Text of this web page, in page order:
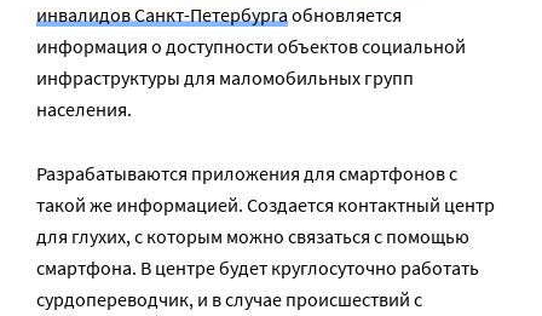
инвалидов Санкт-Петербурга обновляется
информация о доступности объектов социальной
инфраструктуры для маломобильных групп
населения.
Разрабатываются приложения для смартфонов с
такой же информацией. Создается контактный центр
для глухих, с которым можно связаться с помощью
смартфона. В центре будет круглосуточно работать
сурдопереводчик, и в случае происшествий с